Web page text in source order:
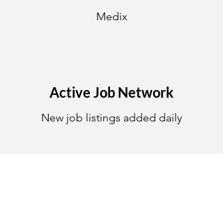
Medix
Active Job Network
New job listings added daily